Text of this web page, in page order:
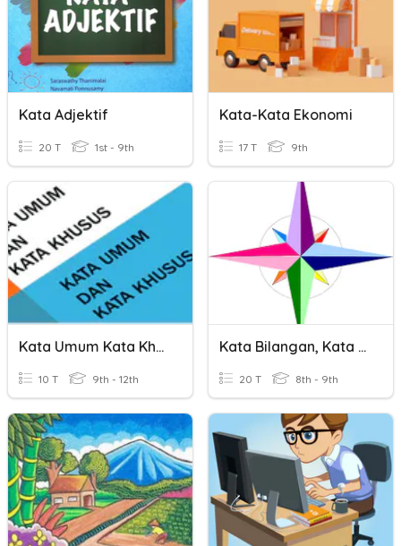
Kata Adjektif
20 T 1st - 9th
Kata-Kata Ekonomi
17 T 9th
Kata Umum Kata Khusus
10 T 9th - 12th
Kata Bilangan, Kata Bantu, Kata Penegas Dan Kata Arah.
20 T 8th - 9th